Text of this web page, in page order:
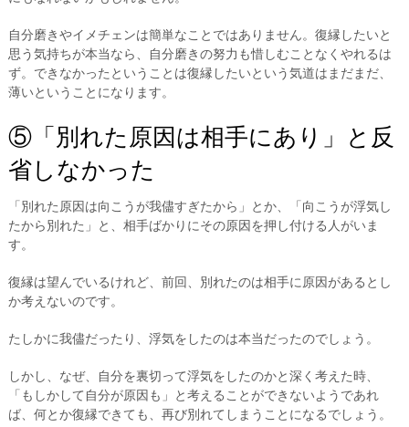
自分磨きやイメチェンは簡単なことではありません。復縁したいと
思う気持ちが本当なら、自分磨きの努力も惜しむことなくやれるは
ず。できなかったということは復縁したいという気道はまだまだ、
薄いということになります。
⑤「別れた原因は相手にあり」と反
省しなかった
「別れた原因は向こうが我儘すぎたから」とか、「向こうが浮気し
たから別れた」と、相手ばかりにその原因を押し付ける人がいま
す。
復縁は望んでいるけれど、前回、別れたのは相手に原因があるとし
か考えないのです。
たしかに我儘だったり、浮気をしたのは本当だったのでしょう。
しかし、なぜ、自分を裏切って浮気をしたのかと深く考えた時、
「もしかして自分が原因も」と考えることができないようであれ
ば、何とか復縁できても、再び別れてしまうことになるでしょう。